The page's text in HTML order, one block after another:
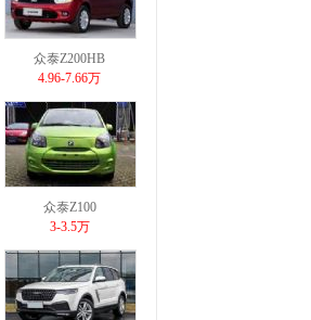
众泰Z200HB
4.96-7.66万
众泰Z100
3-3.5万